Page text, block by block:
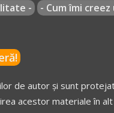
-
- Cum îmi
de autor și sunt
acestor materiale în